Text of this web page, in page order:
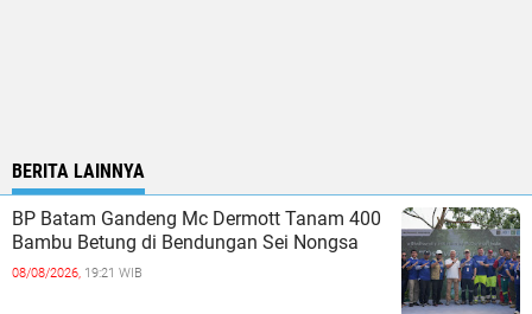
BERITA LAINNYA
BP Batam Gandeng Mc Dermott Tanam 400
Bambu Betung di Bendungan Sei Nongsa
08/08/2026, 19:21 WIB